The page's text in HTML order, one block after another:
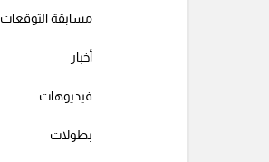
مسابقة التوقعات
أخبار
فيديوهات
بطولات